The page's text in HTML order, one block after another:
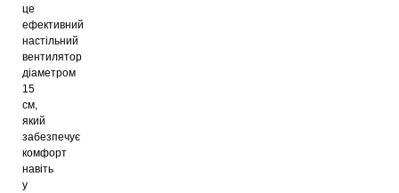
це
ефективний
настільний
вентилятор
діаметром
15
см,
який
забезпечує
комфорт
навіть
у